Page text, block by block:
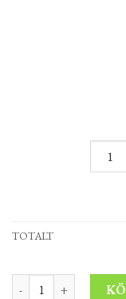
TOTALT
Enkelgrind/gånggrind